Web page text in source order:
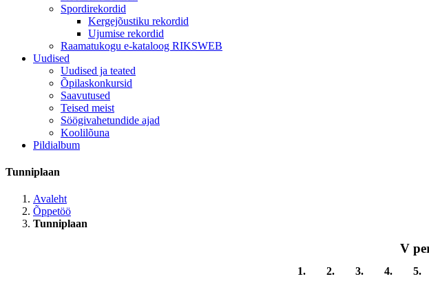
Spordirekordid
Kergejõustiku rekordid
Ujumise rekordid
Raamatukogu e-kataloog RIKSWEB
Uudised
Uudised ja teated
Õpilaskonkursid
Saavutused
Teised meist
Söögivahetundide ajad
Koolilõuna
Pildialbum
Tunniplaan
Avaleht
Õppetöö
Tunniplaan
V
1. 2. 3. 4. 5.